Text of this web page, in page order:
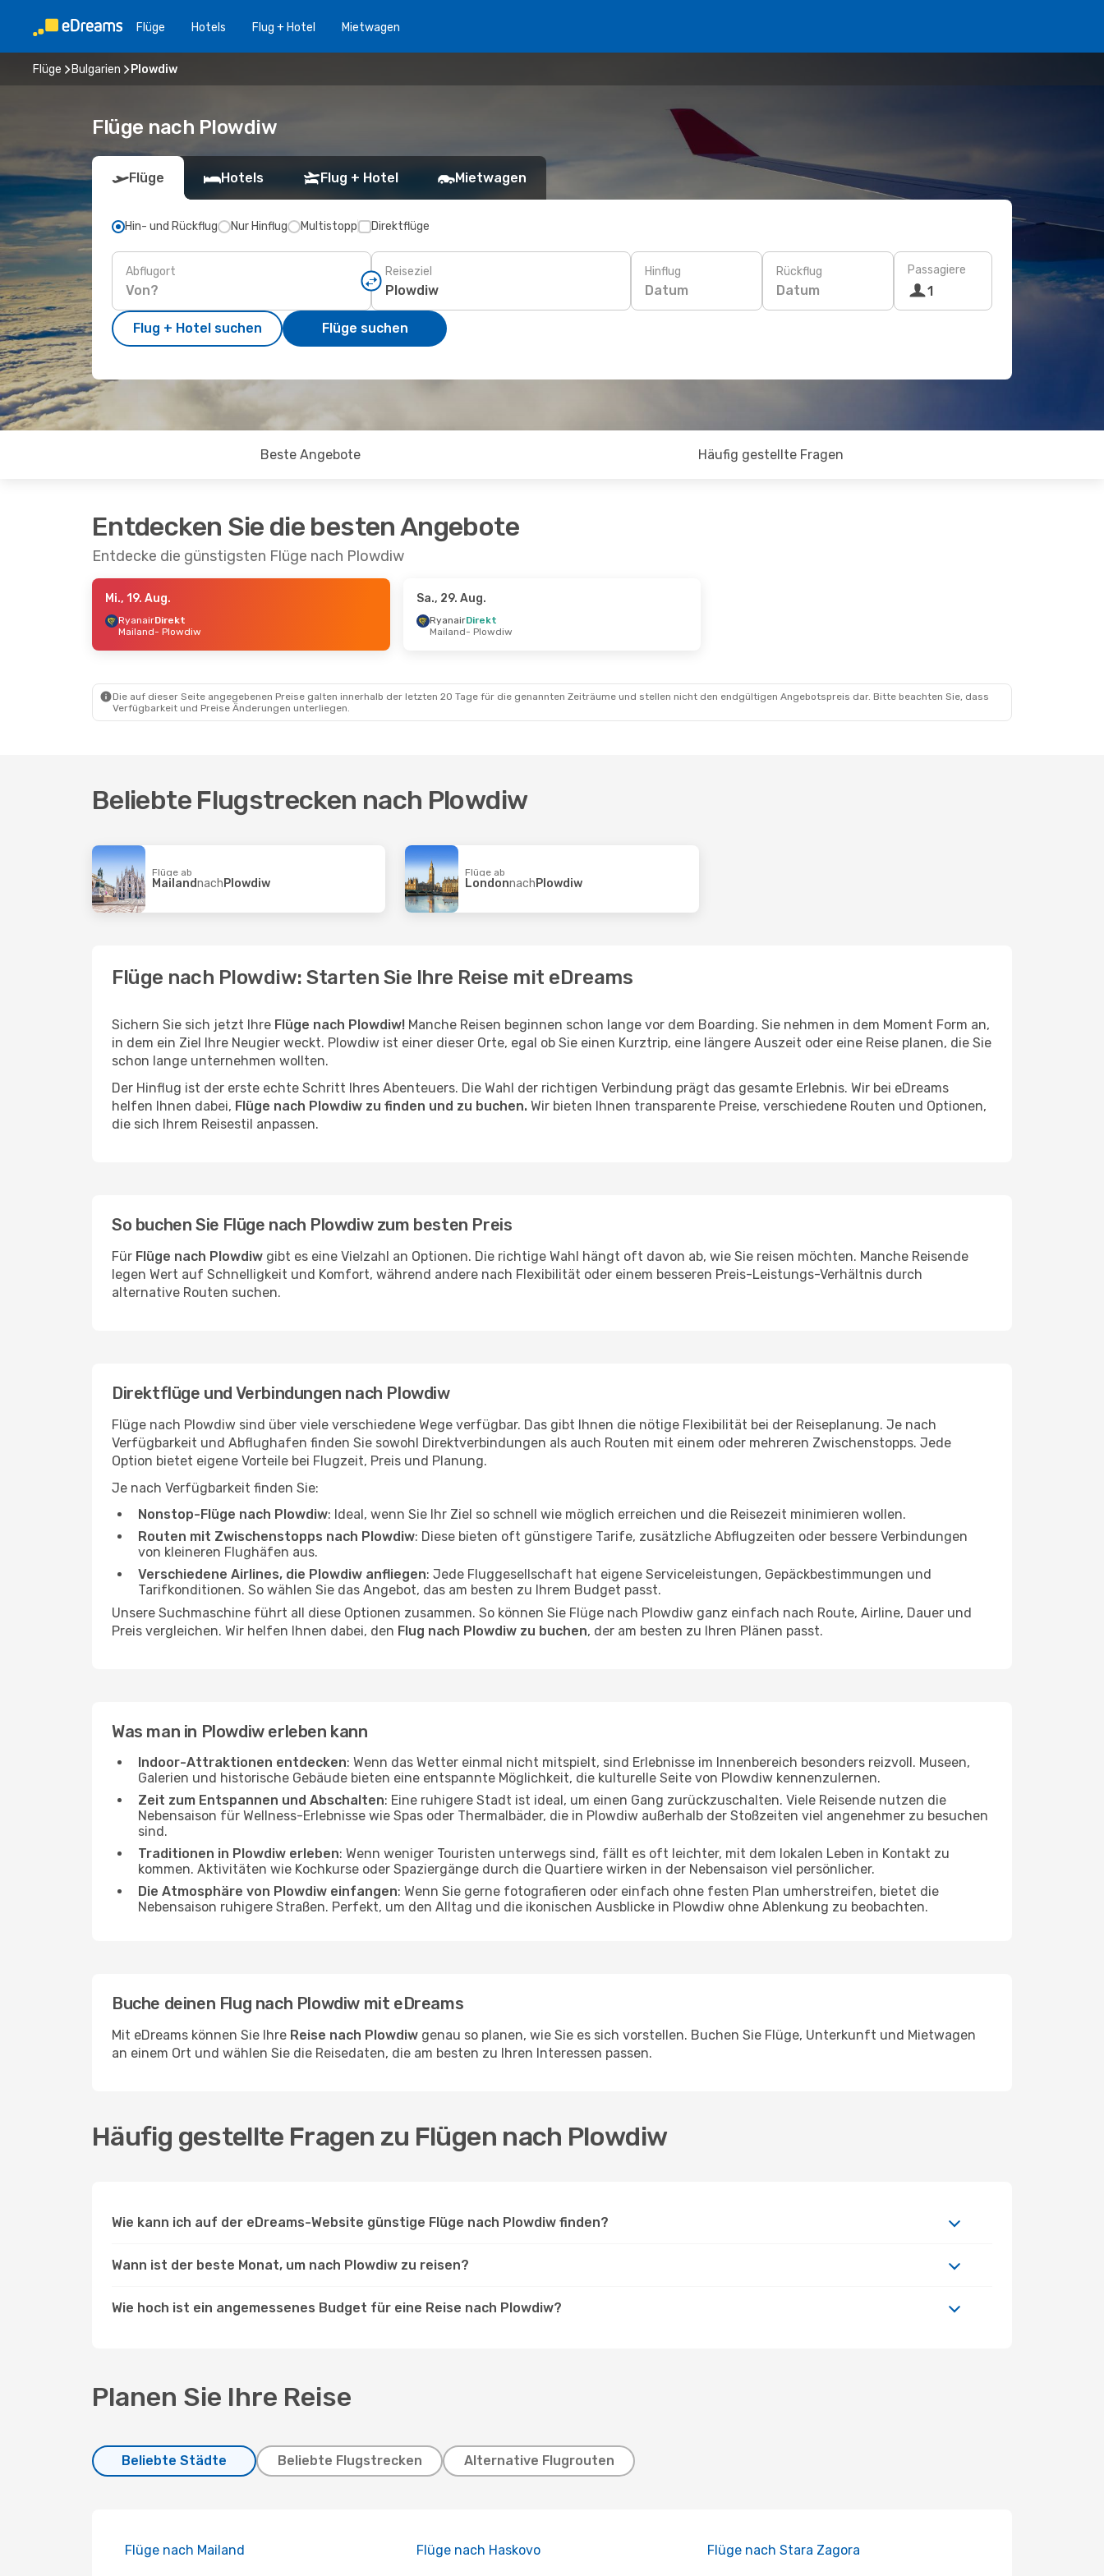
Flüge Hotels Flug + Hotel Mietwagen
Flüge Bulgarien Plowdiw
Flüge nach Plowdiw
Flüge Hotels Flug + Hotel Mietwagen
Hin- und Rückflug Nur Hinflug Multistopp Direktflüge
Abflugort Reiseziel Hinflug
Datum
Rückflug
Datum
Passagiere
1
Flug + Hotel suchen Flüge suchen
Beste Angebote Häufig gestellte Fragen
Entdecken Sie die besten Angebote
Entdecke die günstigsten Flüge nach Plowdiw
Mi., 19. Aug.
RyanairDirekt
Mailand- Plowdiw
Sa., 29. Aug.
RyanairDirekt
Mailand- Plowdiw
Die auf dieser Seite angegebenen Preise galten innerhalb der letzten 20 Tage für die genannten Zeiträume und stellen nicht den endgültigen Angebotspreis dar. Bitte beachten Sie, dass
Verfügbarkeit und Preise Änderungen unterliegen.
Beliebte Flugstrecken nach Plowdiw
Flüge ab
MailandnachPlowdiw
Flüge ab
LondonnachPlowdiw
Flüge nach Plowdiw: Starten Sie Ihre Reise mit eDreams
Sichern Sie sich jetzt Ihre Flüge nach Plowdiw! Manche Reisen beginnen schon lange vor dem Boarding. Sie nehmen in dem Moment Form an,
in dem ein Ziel Ihre Neugier weckt. Plowdiw ist einer dieser Orte, egal ob Sie einen Kurztrip, eine längere Auszeit oder eine Reise planen, die Sie
schon lange unternehmen wollten.
Der Hinflug ist der erste echte Schritt Ihres Abenteuers. Die Wahl der richtigen Verbindung prägt das gesamte Erlebnis. Wir bei eDreams
helfen Ihnen dabei, Flüge nach Plowdiw zu finden und zu buchen. Wir bieten Ihnen transparente Preise, verschiedene Routen und Optionen,
die sich Ihrem Reisestil anpassen.
So buchen Sie Flüge nach Plowdiw zum besten Preis
Für Flüge nach Plowdiw gibt es eine Vielzahl an Optionen. Die richtige Wahl hängt oft davon ab, wie Sie reisen möchten. Manche Reisende
legen Wert auf Schnelligkeit und Komfort, während andere nach Flexibilität oder einem besseren Preis-Leistungs-Verhältnis durch
alternative Routen suchen.
Direktflüge und Verbindungen nach Plowdiw
Flüge nach Plowdiw sind über viele verschiedene Wege verfügbar. Das gibt Ihnen die nötige Flexibilität bei der Reiseplanung. Je nach
Verfügbarkeit und Abflughafen finden Sie sowohl Direktverbindungen als auch Routen mit einem oder mehreren Zwischenstopps. Jede
Option bietet eigene Vorteile bei Flugzeit, Preis und Planung.
Je nach Verfügbarkeit finden Sie:
Nonstop-Flüge nach Plowdiw: Ideal, wenn Sie Ihr Ziel so schnell wie möglich erreichen und die Reisezeit minimieren wollen.
Routen mit Zwischenstopps nach Plowdiw: Diese bieten oft günstigere Tarife, zusätzliche Abflugzeiten oder bessere Verbindungen
von kleineren Flughäfen aus.
Verschiedene Airlines, die Plowdiw anfliegen: Jede Fluggesellschaft hat eigene Serviceleistungen, Gepäckbestimmungen und
Tarifkonditionen. So wählen Sie das Angebot, das am besten zu Ihrem Budget passt.
Unsere Suchmaschine führt all diese Optionen zusammen. So können Sie Flüge nach Plowdiw ganz einfach nach Route, Airline, Dauer und
Preis vergleichen. Wir helfen Ihnen dabei, den Flug nach Plowdiw zu buchen, der am besten zu Ihren Plänen passt.
Was man in Plowdiw erleben kann
Indoor-Attraktionen entdecken: Wenn das Wetter einmal nicht mitspielt, sind Erlebnisse im Innenbereich besonders reizvoll. Museen,
Galerien und historische Gebäude bieten eine entspannte Möglichkeit, die kulturelle Seite von Plowdiw kennenzulernen.
Zeit zum Entspannen und Abschalten: Eine ruhigere Stadt ist ideal, um einen Gang zurückzuschalten. Viele Reisende nutzen die
Nebensaison für Wellness-Erlebnisse wie Spas oder Thermalbäder, die in Plowdiw außerhalb der Stoßzeiten viel angenehmer zu besuchen
sind.
Traditionen in Plowdiw erleben: Wenn weniger Touristen unterwegs sind, fällt es oft leichter, mit dem lokalen Leben in Kontakt zu
kommen. Aktivitäten wie Kochkurse oder Spaziergänge durch die Quartiere wirken in der Nebensaison viel persönlicher.
Die Atmosphäre von Plowdiw einfangen: Wenn Sie gerne fotografieren oder einfach ohne festen Plan umherstreifen, bietet die
Nebensaison ruhigere Straßen. Perfekt, um den Alltag und die ikonischen Ausblicke in Plowdiw ohne Ablenkung zu beobachten.
Buche deinen Flug nach Plowdiw mit eDreams
Mit eDreams können Sie Ihre Reise nach Plowdiw genau so planen, wie Sie es sich vorstellen. Buchen Sie Flüge, Unterkunft und Mietwagen
an einem Ort und wählen Sie die Reisedaten, die am besten zu Ihren Interessen passen.
Häufig gestellte Fragen zu Flügen nach Plowdiw
Wie kann ich auf der eDreams-Website günstige Flüge nach Plowdiw finden?
Wann ist der beste Monat, um nach Plowdiw zu reisen?
Wie hoch ist ein angemessenes Budget für eine Reise nach Plowdiw?
Planen Sie Ihre Reise
Beliebte Städte Beliebte Flugstrecken Alternative Flugrouten
Flüge nach Mailand Flüge nach Haskovo Flüge nach Stara Zagora